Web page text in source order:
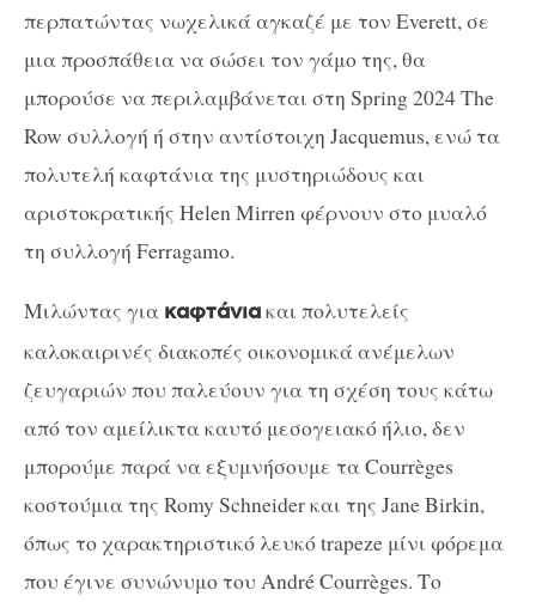
περπατώντας νωχελικά αγκαζέ με τον Everett,σε
μια προσπάθεια να σώσει τον γάμο της, θα
μπορούσε να περιλαμβάνεται στη Spring2024The
Row συλλογή ή στην αντίστοιχη Jacquemus, ενώ τα
πολυτελή καφτάνια της μυστηριώδους και
αριστοκρατικής Helen Mirrenφέρνουν στο μυαλό
τη συλλογή Ferragamo.
Μιλώντας για καφτάνιακαι πολυτελείς
καλοκαιρινές διακοπές οικονομικά ανέμελων
ζευγαριών που παλεύουν για τη σχέση τους κάτω
από τον αμείλικτα καυτό μεσογειακό ήλιο, δεν
μπορούμε παρά να εξυμνήσουμε τα Courrèges
κοστούμια της Romy Schneiderκαι της Jane Birkin,
όπως το χαρακτηριστικό λευκόtrapeze μίνι φόρεμα
που έγινε συνώνυμο του André Courrèges. Το